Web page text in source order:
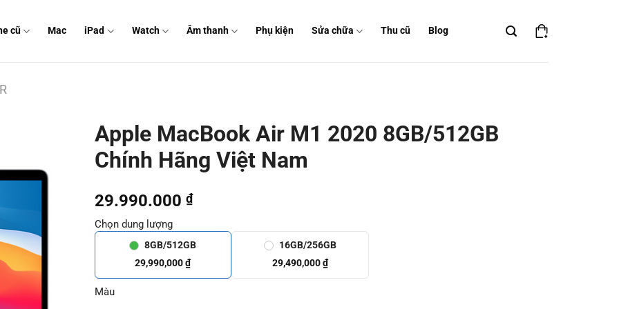
cũ Mac iPad Watch Âm thanh Phụ kiện Sửa chữa Thu cũ Blog
Apple MacBook Air M1 2020 8GB/512GB
Chính Hãng Việt Nam
29.990.000 ₫
Chọn dung lượng
8GB/512GB
29,990,000 ₫
16GB/256GB
29,490,000 ₫
Màu